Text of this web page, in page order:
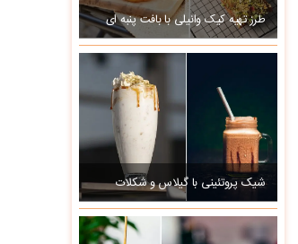
طرز تهیه کیک وانیلی با بافت پنبه ای
شیک پروتئینی با گیلاس و شکلات